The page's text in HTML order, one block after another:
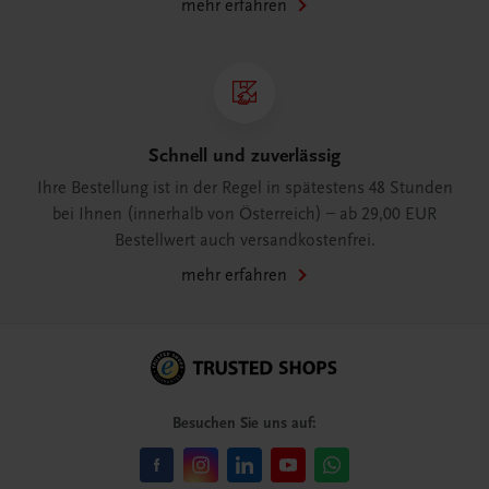
mehr erfahren
Schnell und zuverlässig
Ihre Bestellung ist in der Regel in spätestens 48 Stunden
bei Ihnen (innerhalb von Österreich) – ab 29,00 EUR
Bestellwert auch versandkostenfrei.
mehr erfahren
Besuchen Sie uns auf: